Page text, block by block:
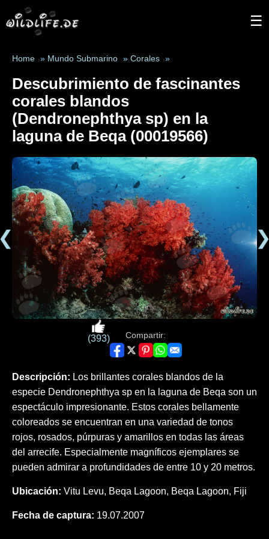
☰
Home » Mundo Submarino » Corales »
Descubrimiento de fascinantes
corales blandos
(Dendronephthya sp) en la
laguna de Beqa (00019566)
(393) Compartir:
Descripción: Los brillantes corales blandos de la
especie Dendronephthya sp en la laguna de Beqa son un
espectáculo impresionante. Estos corales bellamente
coloreados se encuentran en una variedad de tonos
rojos, rosados, púrpuras y amarillos en todas las áreas
del arrecife. Especialmente magníficos ejemplares se
pueden admirar a profundidades de entre 10 y 20 metros.
Ubicación: Vitu Levu, Beqa Lagoon, Beqa Lagoon, Fiji
Fecha de captura: 19.07.2007